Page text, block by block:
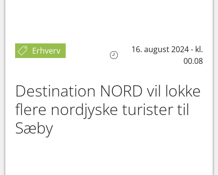
Erhverv
16. august 2024 - kl.
00.08
Destination NORD vil lokke
flere nordjyske turister til
Sæby